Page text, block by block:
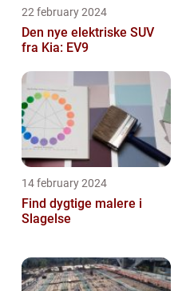
22 february 2024
Den nye elektriske SUV
fra Kia: EV9
14 february 2024
Find dygtige malere i
Slagelse